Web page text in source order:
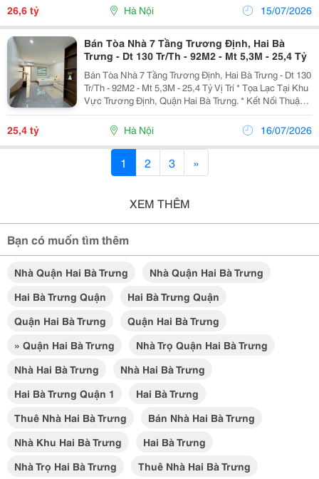
26,6 tỷ Hà Nội 15/07/2026
Bán Tòa Nhà 7 Tầng Trương Định, Hai Bà
Trưng - Dt 130 Tr/Th - 92M2 - Mt 5,3M - 25,4 Tỷ
Bán Tòa Nhà 7 Tầng Trương Định, Hai Bà Trưng - Dt 130
Tr/Th - 92M2 - Mt 5,3M - 25,4 Tỷ Vị Trí * Tọa Lạc Tại Khu
Vực Trương Định, Quận Hai Bà Trưng. * Kết Nối Thuận
Tiện Trương Định, Đại La, Minh Khai Và Các Tuyến
Đường Trung Tâm. * Gần Nhiều...
25,4 tỷ Hà Nội 16/07/2026
1 2 3 »
XEM THÊM
Bạn có muốn tìm thêm
Nhà Quận Hai Bà Trưng
Nhà Quận Hai Bà Trưng
Hai Bà Trưng Quận
Hai Bà Trưng Quận
Quận Hai Bà Trưng
Quận Hai Bà Trưng
» Quận Hai Bà Trưng
Nhà Trọ Quận Hai Bà Trưng
Nhà Hai Bà Trưng
Nhà Hai Bà Trưng
Hai Bà Trưng Quận 1
Hai Bà Trưng
Thuê Nhà Hai Bà Trưng
Bán Nhà Hai Bà Trưng
Nhà Khu Hai Bà Trưng
Hai Bà Trưng
Nhà Trọ Hai Bà Trưng
Thuê Nhà Hai Bà Trưng